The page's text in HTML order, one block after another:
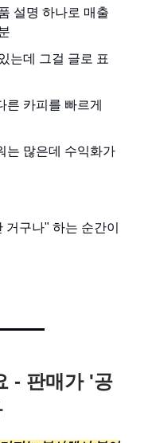
설명 하나로 매출
는데 그걸 글로 표
른 카피를 빠르게
는 많은데 수익화가
구나" 하는 순간이
- 판매가 '공